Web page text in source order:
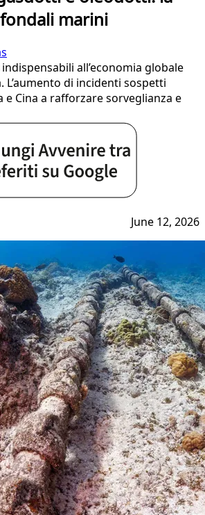
marini
all’economia globale
L’aumento di incidenti sospetti
e Cina a rafforzare sorveglianza e
June 12, 2026